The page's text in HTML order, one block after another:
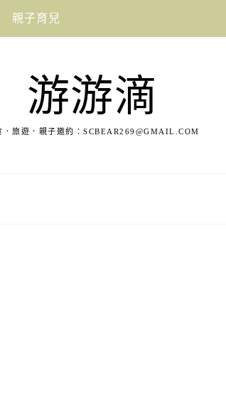
親子育兒
游游滴
．旅遊．親子邀約： SCBEAR269@GMAIL.COM